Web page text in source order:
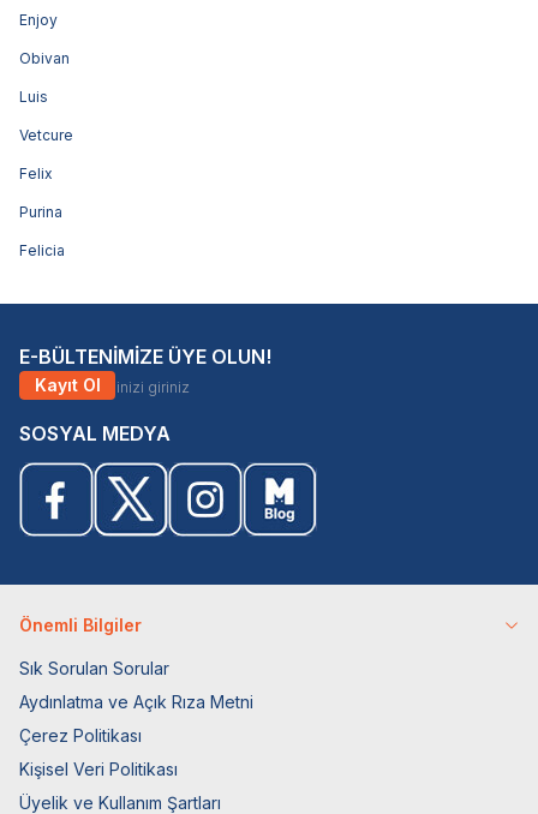
Enjoy
Obivan
Luis
Vetcure
Felix
Purina
Felicia
E-BÜLTENİMİZE ÜYE OLUN!
Kayıt Ol
SOSYAL MEDYA
Önemli Bilgiler
Sık Sorulan Sorular
Aydınlatma ve Açık Rıza Metni
Çerez Politikası
Kişisel Veri Politikası
Üyelik ve Kullanım Şartları